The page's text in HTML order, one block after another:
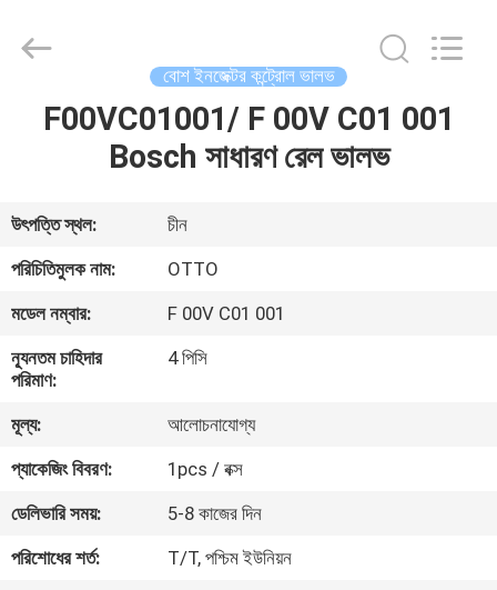
আমাদের
সম্বন্ধে
কারখানা
ভ্রমণ
গুণগত
মান
নিয়ন্ত্রণ
AUTO
PARTS
বোশ ইনজেক্টর কন্ট্রোল ভালভ
F00VC01001/ F 00V C01 001
Bosch সাধারণ রেল ভালভ
উৎপত্তি স্থল:
চীন
পরিচিতিমুলক নাম:
OTTO
মডেল নম্বার:
F 00V C01 001
ন্যূনতম চাহিদার
পরিমাণ:
4 পিসি
মূল্য:
আলোচনাযোগ্য
প্যাকেজিং বিবরণ:
1pcs / বক্স
ডেলিভারি সময়:
5-8 কাজের দিন
পরিশোধের শর্ত:
T/T, পশ্চিম ইউনিয়ন